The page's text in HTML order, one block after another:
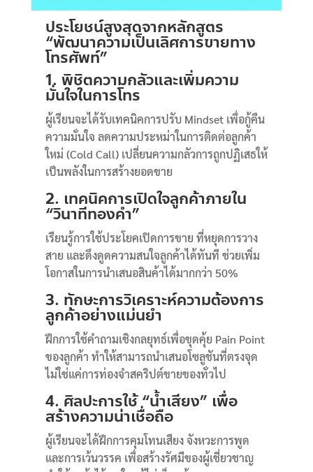
ประโยชน์สูงสุดจากหลักสูตร
“พัฒนาความเป็นเลิศการขายทาง
โทรศัพท์”
1. พิชิตความกลัวและเพิ่มความ
มั่นใจในการโทร
ผู้เรียนจะได้รับเทคนิคการปรับ Mindset เพื่อกู้คืน
ความมั่นใจ ลดความประหม่าในการติดต่อลูกค้า
ใหม่ (Cold Call) เปลี่ยนความกลัวการถูกปฏิเสธให้
เป็นพลังในการสร้างยอดขาย
2. เทคนิคการเปิดใจลูกค้าภายใน
“วินาทีทองคำ”
เรียนรู้การใช้ประโยคเปิดการขาย ที่หยุดการวาง
สาย และดึงดูดความสนใจลูกค้าได้ทันที ช่วยเพิ่ม
โอกาสในการนำเสนอสินค้าได้มากกว่า 50%
3. ทักษะการวิเคราะห์ความต้องการ
ลูกค้าอย่างแม่นยำ
ฝึกการใช้คำถามเชิงกลยุทธ์เพื่อขุดคุ้ย Pain Point
ของลูกค้า ทำให้สามารถนำเสนอโซลูชันที่ตรงจุด
ไม่ใช่แค่การท่องจำสคริปต์ขายของทั่วไป
4. ศิลปะการใช้ “น้ำเสียง” เพื่อ
สร้างความน่าเชื่อถือ
ผู้เรียนจะได้ฝึกการคุมโทนเสียง จังหวะการพูด
และการเว้นวรรค เพื่อสร้างรัศมีของผู้เชี่ยวชาญ